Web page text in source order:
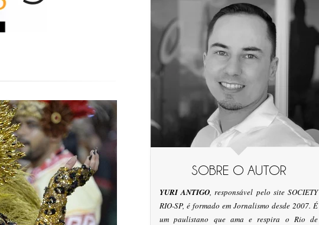
SOBRE O AUTOR
YURI ANTIGO, responsável pelo site SOCIETY
RIO-SP, é formado em Jornalismo desde 2007. É
um paulistano que ama e respira o Rio de